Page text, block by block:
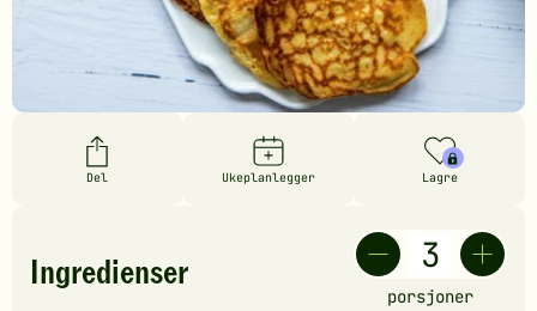
Del Ukeplanlegger Lagre
Ingredienser
porsjoner